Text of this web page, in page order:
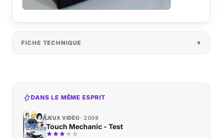
FICHE TECHNIQUE
DANS LE MÊME ESPRIT
JEUX VIDÉO 2008
Touch Mechanic - Test